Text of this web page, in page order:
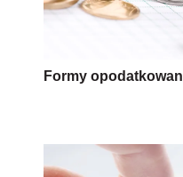
Formy